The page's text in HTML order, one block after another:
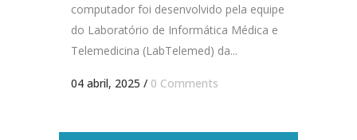
computador foi desenvolvido pela equipe
do Laboratório de Informática Médica e
Telemedicina (LabTelemed) da...
04 abril, 2025 / 0 Comments